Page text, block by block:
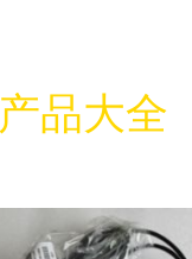
产品大全